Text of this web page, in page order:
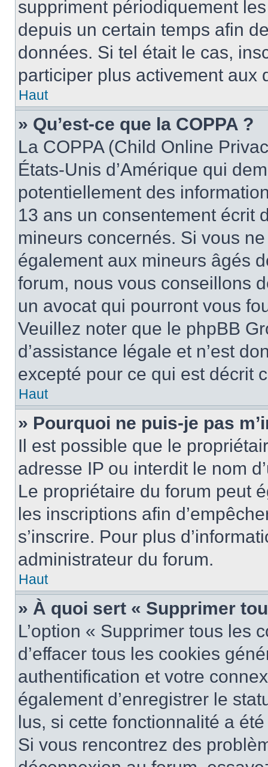
suppriment périodiquement
depuis un certain temps afin
données. Si tel était le cas,
participer plus activement aux
Haut
» Qu’est-ce que la COPPA ?
La COPPA (Child Online
États-Unis d’Amérique qui
potentiellement des
13 ans un consentement écrit
mineurs concernés. Si vous
également aux mineurs âgés
forum, nous vous conseillons
un avocat qui pourront vous
Veuillez noter que le phpBB
d’assistance légale et n’est
excepté pour ce qui est décrit
Haut
» Pourquoi ne puis-je pas
Il est possible que le
adresse IP ou interdit le nom
Le propriétaire du forum peut
les inscriptions afin
s’inscrire. Pour plus
administrateur du forum.
Haut
» À quoi sert « Supprimer
L’option « Supprimer tous les
d’effacer tous les cookies
authentification et votre
également d’enregistrer le
lus, si cette fonctionnalité a
Si vous rencontrez des